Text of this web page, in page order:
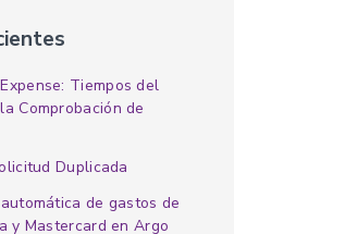
Tiempos del
Comprobación de
Duplicada
de gastos de
y Mastercard en Argo